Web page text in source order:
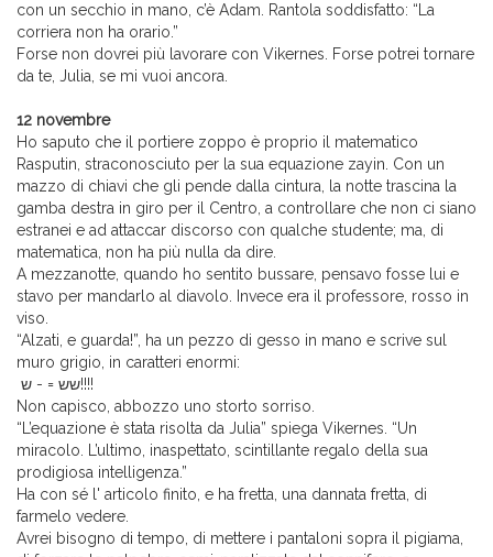
con un secchio in mano, c’è Adam. Rantola soddisfatto: “La
corriera non ha orario.”
Forse non dovrei più lavorare con Vikernes. Forse potrei tornare
da te, Julia, se mi vuoi ancora.
12 novembre
Ho saputo che il portiere zoppo è proprio il matematico
Rasputin, straconosciuto per la sua equazione zayin. Con un
mazzo di chiavi che gli pende dalla cintura, la notte trascina la
gamba destra in giro per il Centro, a controllare che non ci siano
estranei e ad attaccar discorso con qualche studente; ma, di
matematica, non ha più nulla da dire.
A mezzanotte, quando ho sentito bussare, pensavo fosse lui e
stavo per mandarlo al diavolo. Invece era il professore, rosso in
viso.
“Alzati, e guarda!”, ha un pezzo di gesso in mano e scrive sul
muro grigio, in caratteri enormi:
שש = - ש!!!!
Non capisco, abbozzo uno storto sorriso.
“L’equazione è stata risolta da Julia” spiega Vikernes. “Un
miracolo. L’ultimo, inaspettato, scintillante regalo della sua
prodigiosa intelligenza.”
Ha con sé l' articolo finito, e ha fretta, una dannata fretta, di
farmelo vedere.
Avrei bisogno di tempo, di mettere i pantaloni sopra il pigiama,